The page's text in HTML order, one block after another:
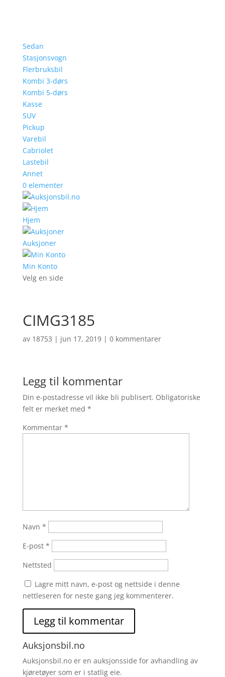
Sedan
Stasjonsvogn
Flerbruksbil
Kombi 3-dørs
Kombi 5-dørs
Kasse
SUV
Pickup
Varebil
Cabriolet
Lastebil
Annet
0 elementer
Hjem
Auksjoner
Min Konto
Velg en side
CIMG3185
av 18753 | jun 17, 2019| 0 kommentarer
Legg til kommentar
Din e-postadresse vil ikke bli publisert. Obligatoriske
felt er merket med *
Kommentar *
Navn *
E-post *
Nettsted
Lagre mitt navn, e-post og nettside i denne
nettleseren for neste gang jeg kommenterer.
Auksjonsbil.no
Auksjonsbil.no er en auksjonsside for avhandling av
kjøretøyer som er i statlig eie.